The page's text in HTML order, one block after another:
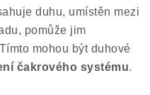
duhu, umístěn mezi
pomůže jim
mohou být duhové
čakrového systému.